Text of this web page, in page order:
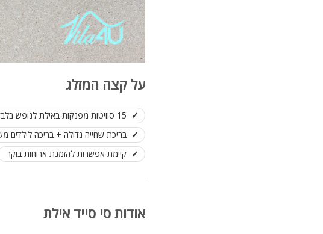
על קצה המזלג
15 סוויטות מפנקות באילת לנופש בלבד!
בריכת שחייה גדולה + בריכה
קיימת אפשרות להזמנת ארוחות בוקר
אודות סי סייד אילת